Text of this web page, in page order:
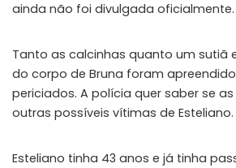
ainda não foi divulgada oficialmente.
Tanto as calcinhas quanto um sutiã
do corpo de Bruna foram
periciados. A polícia quer saber se
outras possíveis vítimas de Esteliano.
Esteliano tinha 43 anos e já tinha